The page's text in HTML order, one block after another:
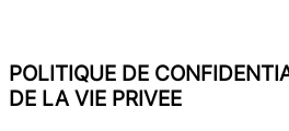
POLITIQUE DE
DE LA VIE PRIVEE